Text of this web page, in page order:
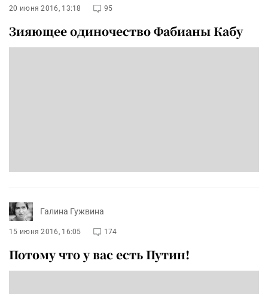
20 июня 2016, 13:18 95
Зияющее одиночество Фабианы Кабу
Галина Гужвина
15 июня 2016, 16:05 174
Потому что у вас есть Путин!